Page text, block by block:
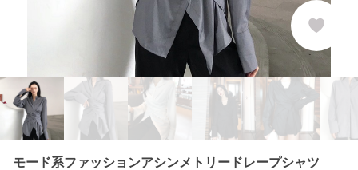
モード系ファッションアシンメトリードレープシャツ